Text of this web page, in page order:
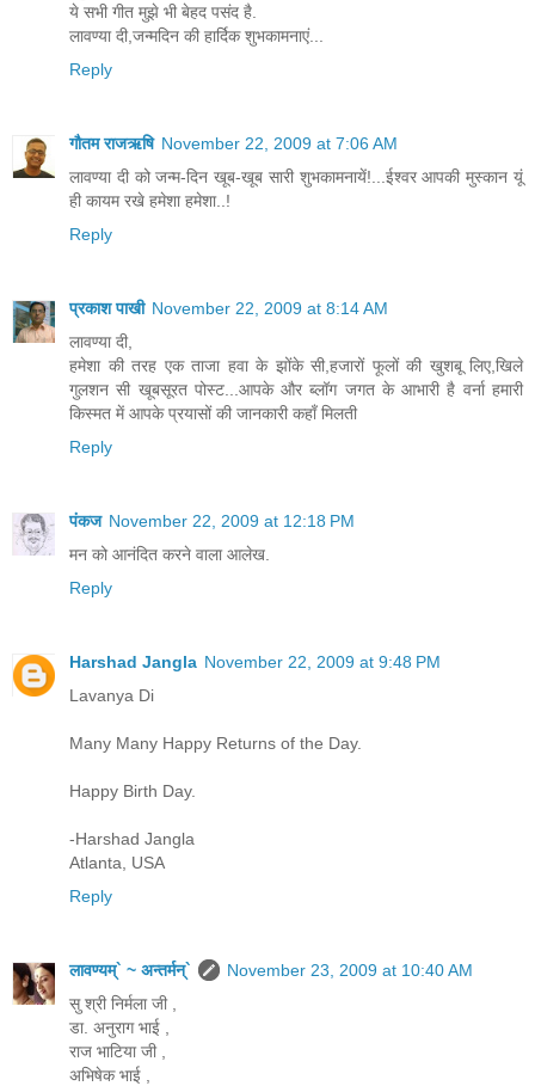
ये सभी गीत मुझे भी बेहद पसंद है.
लावण्या दी,जन्मदिन की हार्दिक शुभकामनाएं...
Reply
गौतम राजऋषि November 22, 2009 at 7:06 AM
लावण्या दी को जन्म-दिन खूब-खूब सारी शुभकामनायें!...ईश्वर आपकी मुस्कान यूं
ही कायम रखे हमेशा हमेशा..!
Reply
प्रकाश पाखी November 22, 2009 at 8:14 AM
लावण्या दी,
हमेशा की तरह एक ताजा हवा के झोंके सी,हजारों फूलों की खुशबू लिए,खिले
गुलशन सी खूबसूरत पोस्ट...आपके और ब्लॉग जगत के आभारी है वर्ना हमारी
किस्मत में आपके प्रयासों की जानकारी कहाँ मिलती
Reply
पंकज November 22, 2009 at 12:18 PM
मन को आनंदित करने वाला आलेख.
Reply
Harshad Jangla November 22, 2009 at 9:48 PM
Lavanya Di
Many Many Happy Returns of the Day.
Happy Birth Day.
-Harshad Jangla
Atlanta, USA
Reply
लावण्यम्` ~ अन्तर्मन्`
November 23, 2009 at 10:40 AM
सु श्री निर्मला जी ,
डा. अनुराग भाई ,
राज भाटिया जी ,
अभिषेक भाई ,